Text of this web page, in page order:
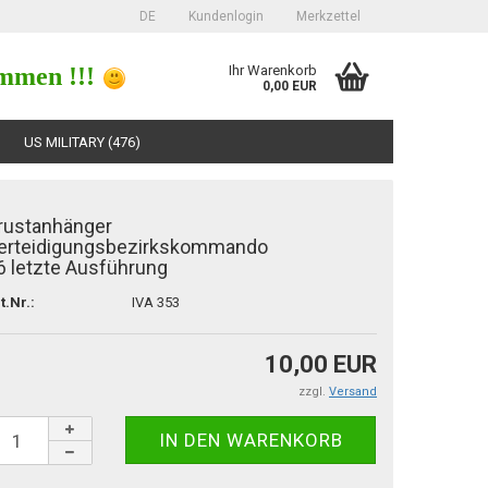
DE Kundenlogin Merkzettel
!!! Ihr Warenkorb
0,00 EUR
US MILITARY (476)
letzte Ausführung
IVA 353
10,00 EUR
zzgl. Versand